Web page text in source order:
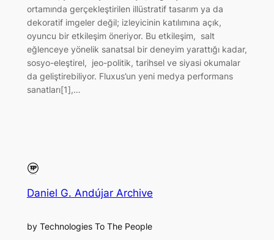
ortamında gerçekleştirilen illüstratif tasarım ya da
dekoratif imgeler değil; izleyicinin katılımına açık,
oyuncu bir etkileşim öneriyor. Bu etkileşim, salt
eğlenceye yönelik sanatsal bir deneyim yarattığı kadar,
sosyo-eleştirel, jeo-politik, tarihsel ve siyasi okumalar
da geliştirebiliyor. Fluxus’un yeni medya performans
sanatları[1],…
Daniel G. Andújar Archive
by Technologies To The People